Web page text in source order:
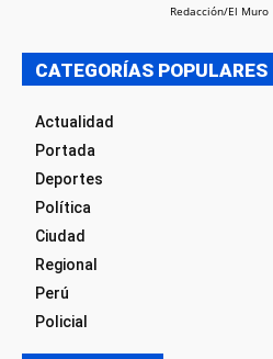
Redacción/El Muro
CATEGORÍAS POPULARES
Actualidad
Portada
Deportes
Política
Ciudad
Regional
Perú
Policial